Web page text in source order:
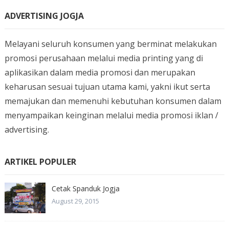
ADVERTISING JOGJA
Melayani seluruh konsumen yang berminat melakukan
promosi perusahaan melalui media printing yang di
aplikasikan dalam media promosi dan merupakan
keharusan sesuai tujuan utama kami, yakni ikut serta
memajukan dan memenuhi kebutuhan konsumen dalam
menyampaikan keinginan melalui media promosi iklan /
advertising.
ARTIKEL POPULER
Cetak Spanduk Jogja
August 29, 2015